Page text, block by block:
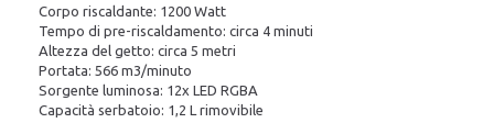
Corpo riscaldante: 1200 Watt
Tempo di pre-riscaldamento: circa 4 minuti
Altezza del getto: circa 5 metri
Portata: 566 m3/minuto
Sorgente luminosa: 12x LED RGBA
Capacità serbatoio: 1,2 L rimovibile